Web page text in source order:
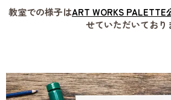
教室での様子はART WORKS
せていただいており